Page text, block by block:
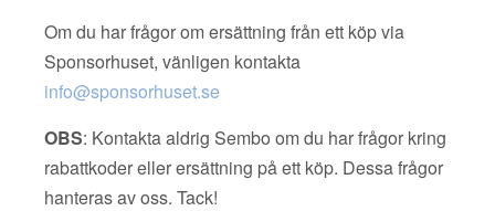
Om du har frågor om ersättning från ett köp via
Sponsorhuset, vänligen kontakta
info@sponsorhuset.se
OBS: Kontakta aldrig Sembo om du har frågor kring
rabattkoder eller ersättning på ett köp. Dessa frågor
hanteras av oss. Tack!